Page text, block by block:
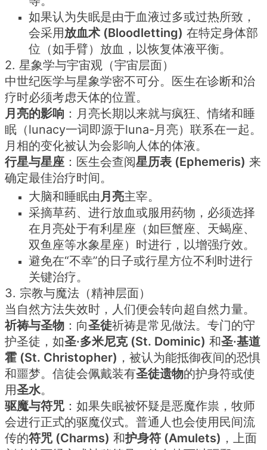
如果认为失眠是由于血液过多或过热所致，
会采用放血术 (Bloodletting) 在特定身体部
位（如手臂）放血，以恢复体液平衡。
2. 星象学与宇宙观（宇宙层面）
中世纪医学与星象学密不可分。医生在诊断和治
疗时必须考虑天体的位置。
月亮的影响 ：月亮长期以来就与疯狂、情绪和睡
眠（lunacy一词即源于luna-月亮）联系在一起。
月相的变化被认为会影响人体的体液。
行星与星座 ：医生会查阅星历表 (Ephemeris) 来
确定最佳治疗时间。
大脑和睡眠由 月亮主宰。
采摘草药、进行放血或服用药物，必须选择
在月亮处于有利星座（如巨蟹座、天蝎座、
双鱼座等水象星座）时进行，以增强疗效。
避免在“不幸”的日子或行星方位不利时进行
关键治疗。
3. 宗教与魔法（精神层面）
当自然方法失效时，人们便会转向超自然力量。
祈祷与圣物 ：向圣徒祈祷是常见做法。专门的守
护圣徒，如圣·多米尼克 (St. Dominic) 和圣·基道
霍 (St. Christopher) ，被认为能抵御夜间的恐惧
和噩梦。信徒会佩戴装有圣徒遗物的护身符或使
用圣水。
驱魔与符咒 ：如果失眠被怀疑是恶魔作祟，牧师
会进行正式的驱魔仪式。普通人也会使用民间流
传的符咒 (Charms) 和护身符 (Amulets) ，上面